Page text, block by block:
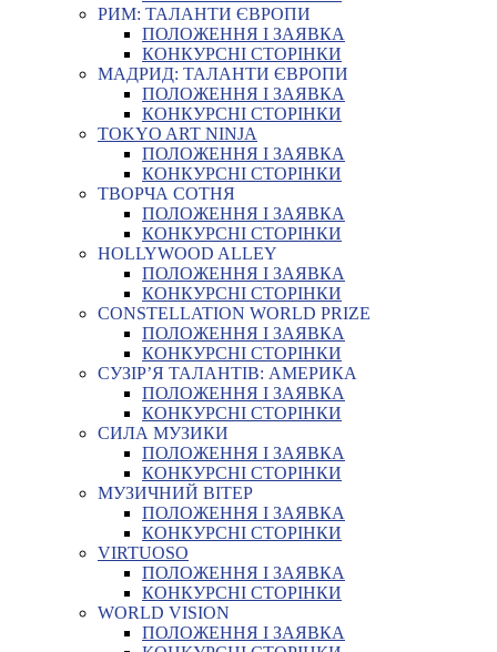
РИМ: ТАЛАНТИ ЄВРОПИ
ПОЛОЖЕННЯ І ЗАЯВКА
КОНКУРСНІ СТОРІНКИ
МАДРИД: ТАЛАНТИ ЄВРОПИ
ПОЛОЖЕННЯ І ЗАЯВКА
КОНКУРСНІ СТОРІНКИ
TOKYO ART NINJA
ПОЛОЖЕННЯ І ЗАЯВКА
КОНКУРСНІ СТОРІНКИ
ТВОРЧА СОТНЯ
ПОЛОЖЕННЯ І ЗАЯВКА
КОНКУРСНІ СТОРІНКИ
HOLLYWOOD ALLEY
ПОЛОЖЕННЯ І ЗАЯВКА
КОНКУРСНІ СТОРІНКИ
CONSTELLATION WORLD PRIZE
ПОЛОЖЕННЯ І ЗАЯВКА
КОНКУРСНІ СТОРІНКИ
СУЗІР’Я ТАЛАНТІВ: АМЕРИКА
ПОЛОЖЕННЯ І ЗАЯВКА
КОНКУРСНІ СТОРІНКИ
СИЛА МУЗИКИ
ПОЛОЖЕННЯ І ЗАЯВКА
КОНКУРСНІ СТОРІНКИ
МУЗИЧНИЙ ВІТЕР
ПОЛОЖЕННЯ І ЗАЯВКА
КОНКУРСНІ СТОРІНКИ
VIRTUOSO
ПОЛОЖЕННЯ І ЗАЯВКА
КОНКУРСНІ СТОРІНКИ
WORLD VISION
ПОЛОЖЕННЯ І ЗАЯВКА